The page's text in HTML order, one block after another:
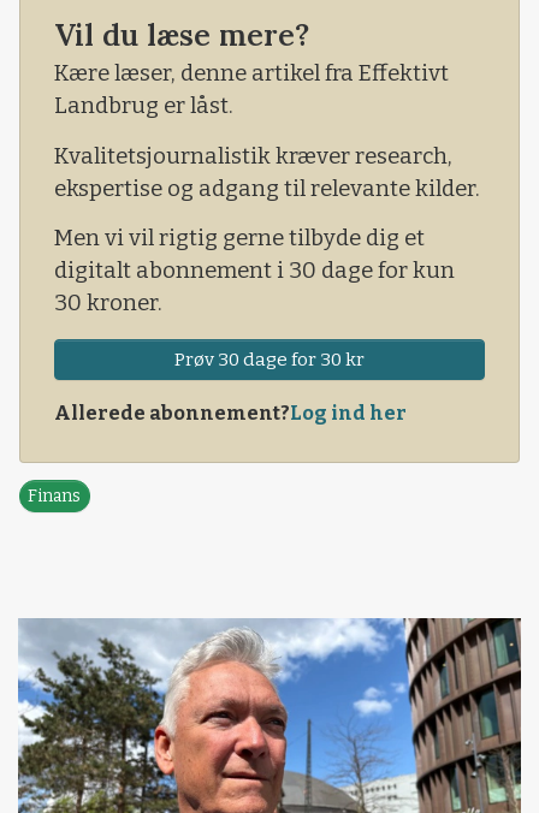
begynde igen. Vi kan konstatere, at
aktiemarkedet går op, og det har
aktiemarkedet generelt set gjort siden marts
måned, efter at coronakrisen satte en brat
stopper for en rekordlang optur.
Vil du læse mere?
Kære læser, denne artikel fra Effektivt
Landbrug er låst.
Kvalitetsjournalistik kræver research,
ekspertise og adgang til relevante kilder.
Men vi vil rigtig gerne tilbyde dig et
digitalt abonnement i 30 dage for kun
30 kroner.
Prøv 30 dage for 30 kr
Allerede abonnement?Log ind her
Finans